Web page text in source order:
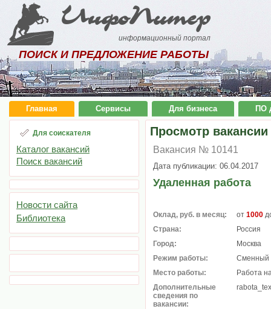
ИнфоПитер
информационный портал
ПОИСК И ПРЕДЛОЖЕНИЕ РАБОТЫ
Главная Сервисы Для бизнеса ПО
Для соискателя
Каталог вакансий
Поиск вакансий
Новости сайта
Библиотека
Просмотр вакансии
Вакансия № 10141
Дата публикации: 06.04.2017
Удаленная работа
Оклад, руб. в месяц: от 1000
Страна:
Россия
Город:
Москва
Режим работы:
Сменный
Место работы:
Работа
Дополнительные
сведения по
вакансии: